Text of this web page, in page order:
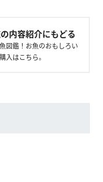
内容紹介にもどる
図鑑！お魚のおもしろい
入はこちら。